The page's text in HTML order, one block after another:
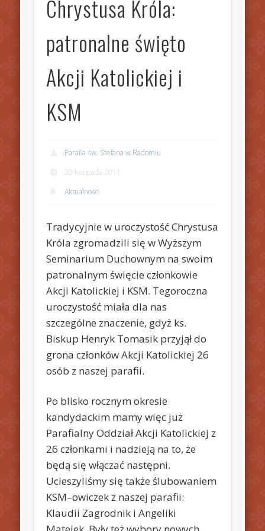
Chrystusa Króla:
patronalne święto
Akcji Katolickiej i
KSM
Parafia św. Stefana w Radomiu
20 listopada 2011
Aktualności
Tradycyjnie w uroczystość Chrystusa
Króla zgromadzili się w Wyższym
Seminarium Duchownym na swoim
patronalnym święcie członkowie
Akcji Katolickiej i KSM. Tegoroczna
uroczystość miała dla nas
szczególne znaczenie, gdyż ks.
Biskup Henryk Tomasik przyjął do
grona członków Akcji Katolickiej 26
osób z naszej parafii.
Po blisko rocznym okresie
kandydackim mamy więc już
Parafialny Oddział Akcji Katolickiej z
26 członkami i nadzieją na to, że
będą się włączać następni.
Ucieszyliśmy się także ślubowaniem
KSM–owiczek z naszej parafii:
Klaudii Zagrodnik i Angeliki